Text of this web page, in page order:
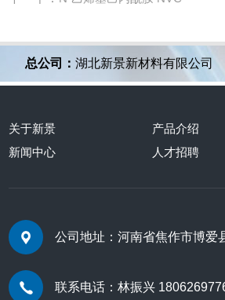
总公司：湖北新景新材料有限公司
关于新景 产品介绍
新闻中心
人才招聘
公司地址：河南省焦作市博爱
联系电话：林振兴